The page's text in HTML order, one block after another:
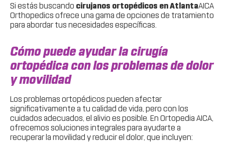
Si estás buscando cirujanos ortopédicos en AtlantaAICA
Orthopedics ofrece una gama de opciones de tratamiento
para abordar tus necesidades específicas.
Cómo puede ayudar la cirugía
ortopédica con los problemas de dolor
y movilidad
Los problemas ortopédicos pueden afectar
significativamente a tu calidad de vida, pero con los
cuidados adecuados, el alivio es posible. En Ortopedia AICA,
ofrecemos soluciones integrales para ayudarte a
recuperar la movilidad y reducir el dolor, que incluyen: